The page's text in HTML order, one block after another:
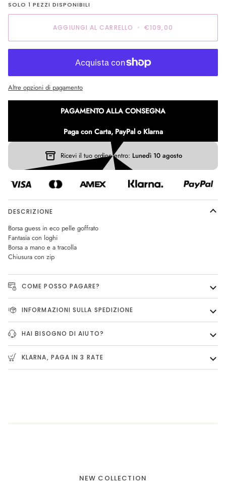
SOLO1 PEZZI DISPONIBILI
AGGIUNGI AL CARRELLO • €109,00
Altre opzioni di pagamento
PAGAMENTO ALLA CONSEGNA
Paga con Carta, PayPal o Klarna
Ricevi il tuo ordine entro: Lunedì 10 agosto
DESCRIZIONE
Borsa guess in eco pelle goffrato
Fantasia con loghi
Borsa a mano e a tracolla
Chiusura con zip
COME POSSO PAGARE?
INFORMAZIONI SULLA SPEDIZIONE
HAI BISOGNO DI AIUTO?
KLARNA, PAGA IN 3 RATE
NEW COLLECTION